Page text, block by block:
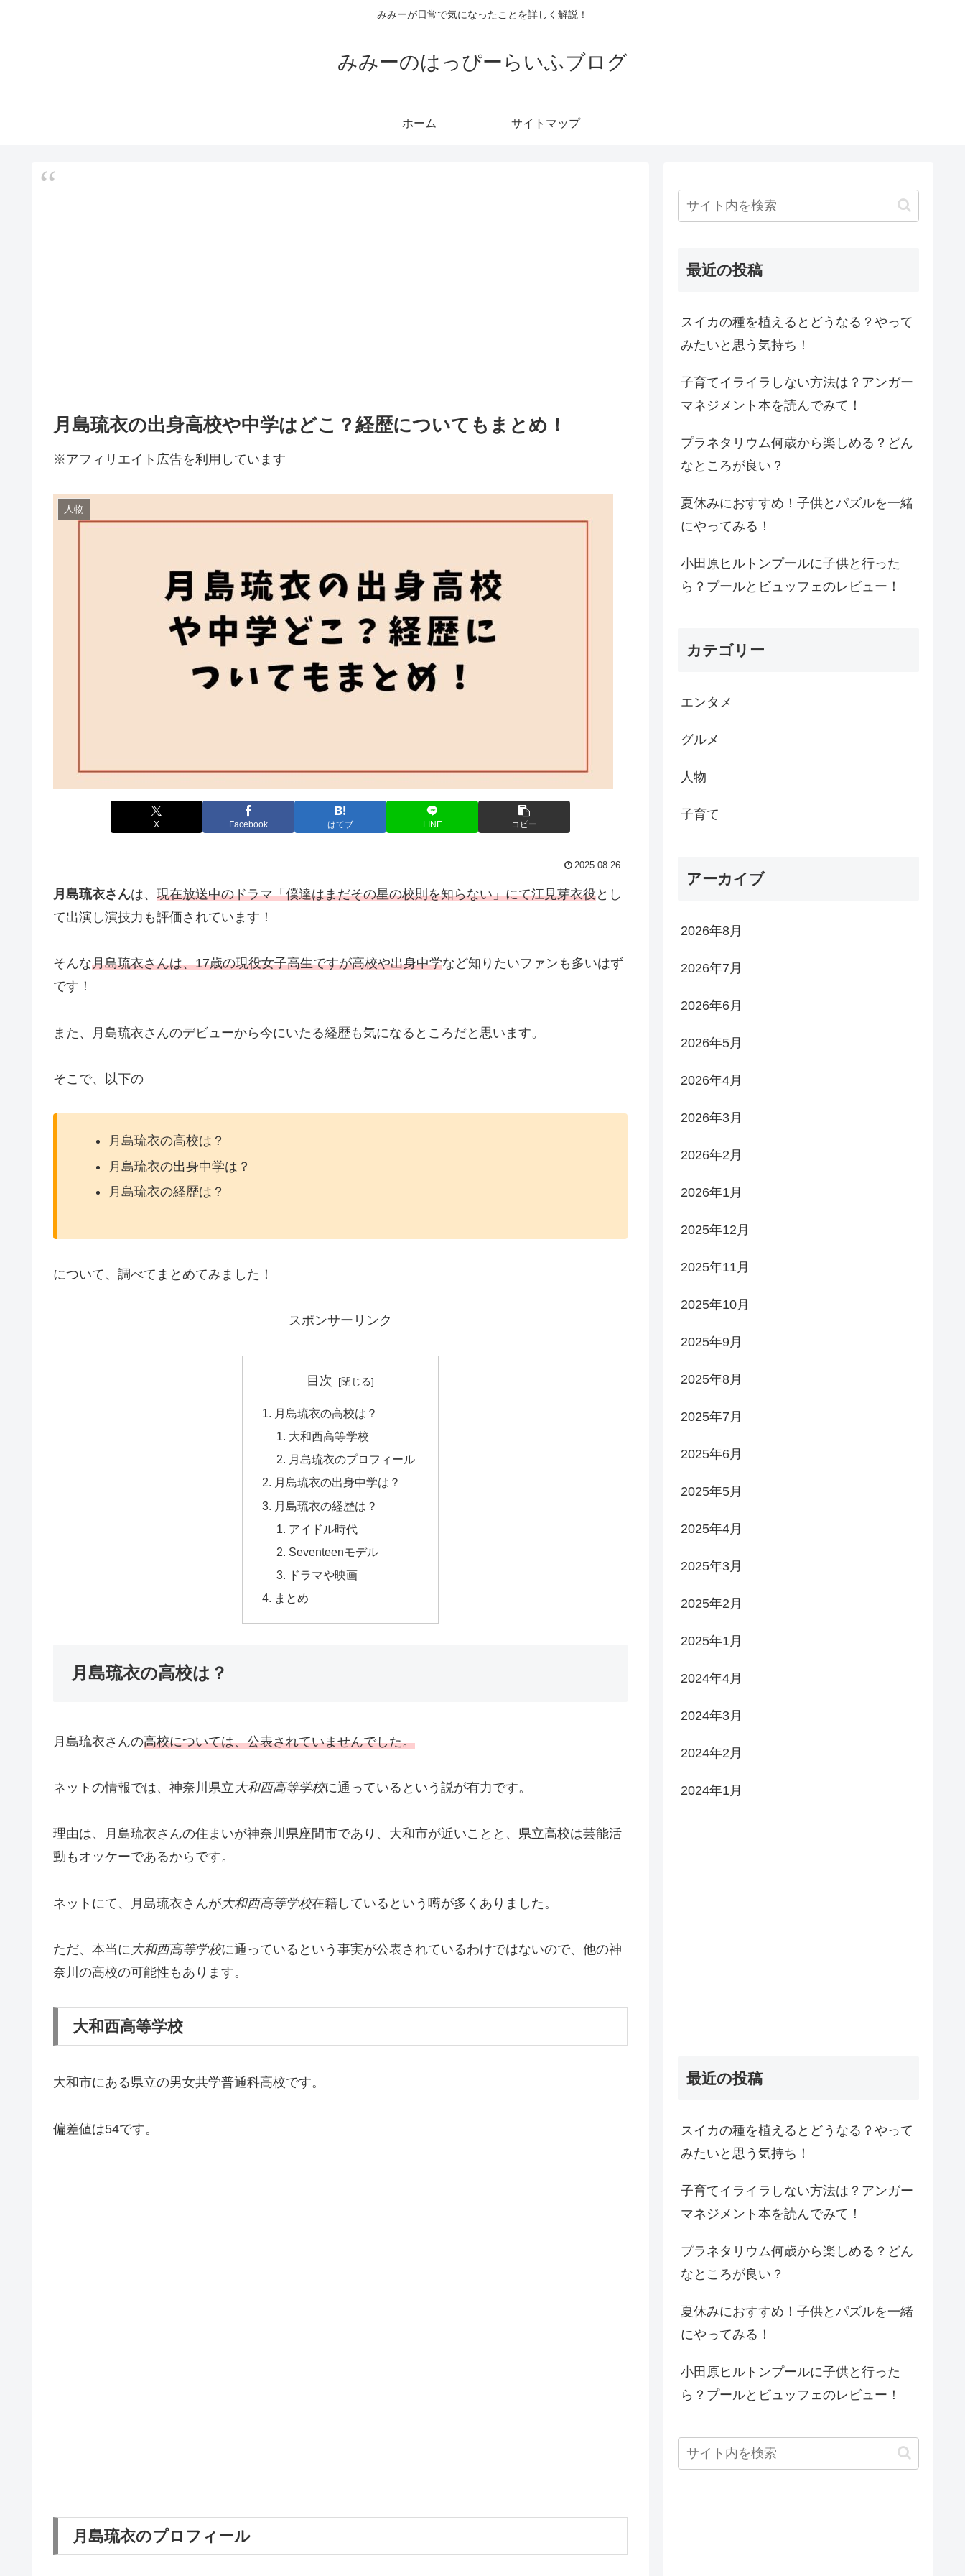
みみーが日常で気になったことを詳しく解説！
みみーのはっぴーらいふブログ
ホーム サイトマップ
月島琉衣の出身高校や中学はどこ？経歴についてもまとめ！
※アフィリエイト広告を利用しています
人物
X Facebook はてブ LINE コピー
2025.08.26
月島琉衣さんは、 現在放送中のドラマ「僕達はまだその星の校則を知らない」にて江見芽衣役とし
て出演し演技力も評価されています！
そんな月島琉衣さんは、17歳の現役女子高生ですが高校や出身中学など知りたいファンも多いはず
です！
また、月島琉衣さんのデビューから今にいたる経歴も気になるところだと思います。
そこで、以下の
月島琉衣の高校は？
月島琉衣の出身中学は？
月島琉衣の経歴は？
について、調べてまとめてみました！
スポンサーリンク
目次
月島琉衣の高校は？
大和西高等学校
月島琉衣のプロフィール
月島琉衣の出身中学は？
月島琉衣の経歴は？
アイドル時代
Seventeenモデル
ドラマや映画
まとめ
月島琉衣の高校は？
月島琉衣さんの高校については、公表されていませんでした。
ネットの情報では、神奈川県立 大和西高等学校に通っているという説が有力です。
理由は、月島琉衣さんの住まいが神奈川県座間市であり、大和市が近いことと、県立高校は芸能活
動もオッケーであるからです。
ネットにて、月島琉衣さんが大和西高等学校在籍しているという噂が多くありました。
ただ、本当に 大和西高等学校に通っているという事実が公表されているわけではないので、他の神
奈川の高校の可能性もあります。
大和西高等学校
大和市にある県立の男女共学普通科高校です。
偏差値は54です。
月島琉衣のプロフィール
最近の投稿
スイカの種を植えるとどうなる？やって
みたいと思う気持ち！
子育てイライラしない方法は？アンガー
マネジメント本を読んでみて！
プラネタリウム何歳から楽しめる？どん
なところが良い？
夏休みにおすすめ！子供とパズルを一緒
にやってみる！
小田原ヒルトンプールに子供と行った
ら？プールとビュッフェのレビュー！
カテゴリー
エンタメ
グルメ
人物
子育て
アーカイブ
2026年8月
2026年7月
2026年6月
2026年5月
2026年4月
2026年3月
2026年2月
2026年1月
2025年12月
2025年11月
2025年10月
2025年9月
2025年8月
2025年7月
2025年6月
2025年5月
2025年4月
2025年3月
2025年2月
2025年1月
2024年4月
2024年3月
2024年2月
2024年1月
最近の投稿
スイカの種を植えるとどうなる？やって
みたいと思う気持ち！
子育てイライラしない方法は？アンガー
マネジメント本を読んでみて！
プラネタリウム何歳から楽しめる？どん
なところが良い？
夏休みにおすすめ！子供とパズルを一緒
にやってみる！
小田原ヒルトンプールに子供と行った
ら？プールとビュッフェのレビュー！